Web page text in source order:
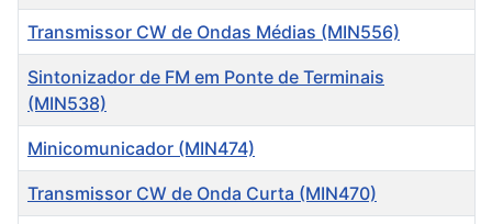
Transmissor CW de Ondas Médias (MIN556)
Sintonizador de FM em Ponte de Terminais
(MIN538)
Minicomunicador (MIN474)
Transmissor CW de Onda Curta (MIN470)